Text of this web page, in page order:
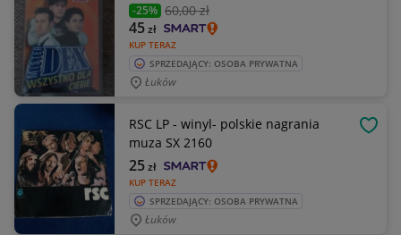
-25% 60,00 zł
KUP TERAZ
45zł
SPRZEDAJĄCY: OSOBA PRYWATNA
Łuków
RSC LP - winyl- polskie nagrania
muza SX 2160
KUP TERAZ
25zł
SPRZEDAJĄCY: OSOBA PRYWATNA
Łuków